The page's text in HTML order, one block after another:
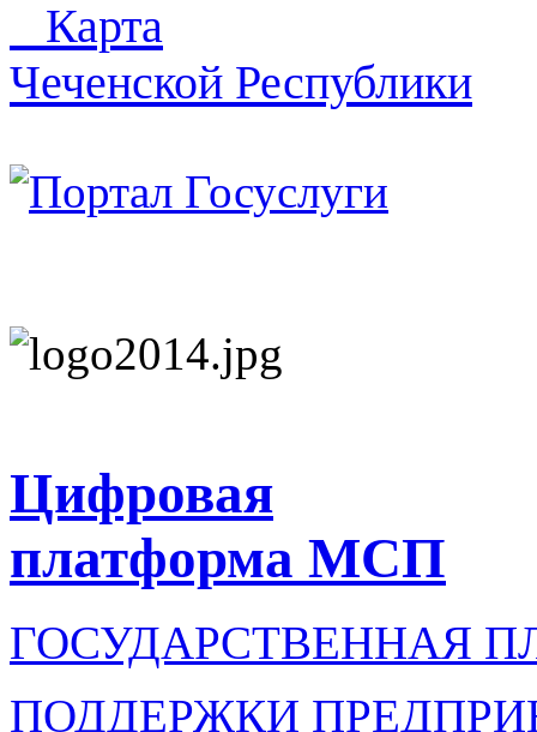
Карта
Чеченской Республики
Цифровая
платформа МСП
ГОСУДАРСТВЕННАЯ
ПОДДЕРЖКИ